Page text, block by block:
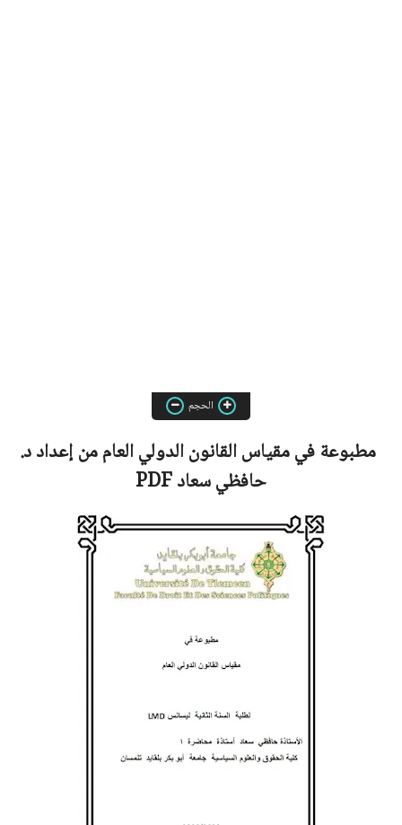
الحجم
مطبوعة في مقياس القانون الدولي العام من إعداد د.
حافظي سعادPDF